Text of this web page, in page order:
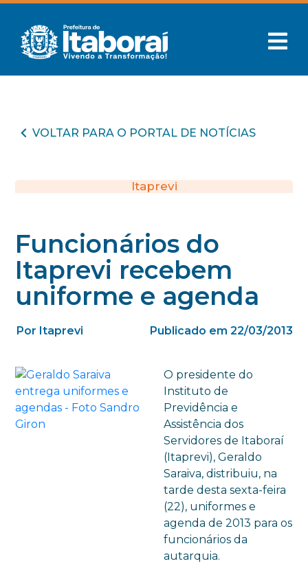
VOLTAR PARA O PORTAL DE NOTÍCIAS
Itaprevi
Funcionários do
Itaprevi recebem
uniforme e agenda
Por Itaprevi Publicado em 22/03/2013
O presidente do
Instituto de
Previdência e
Assistência dos
Servidores de Itaboraí
(Itaprevi), Geraldo
Saraiva, distribuiu, na
tarde desta sexta-feira
(22), uniformes e
agenda de 2013 para os
funcionários da
autarquia.